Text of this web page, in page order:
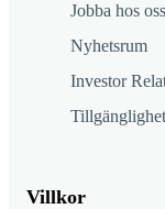
Jobba hos oss
Nyhetsrum
Investor
Tillgänglighet
Villkor